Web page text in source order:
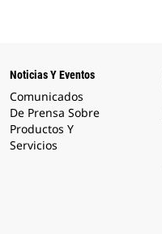
Noticias Y Eventos
Comunicados
De Prensa Sobre
Productos Y
Servicios